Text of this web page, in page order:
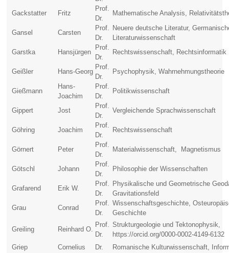
Gackstatter Fritz
Prof.
Dr.
Mathematische Analysis,
Gansel Carsten
Prof.
Dr.
Neuere deutsche Literatur,
Literaturwissenschaft
Garstka
Hansjürgen
Prof.
Dr.
Rechtswissenschaft, Rechtsinformatik
Geißler Hans-Georg
Prof.
Dr.
Psychophysik, Wahrnehmungstheorie
Gießmann
Hans-
Joachim
Prof.
Dr.
Politikwissenschaft
Gippert Jost
Prof.
Dr.
Vergleichende Sprachwissenschaft
Göhring Joachim
Prof.
Dr.
Rechtswissenschaft
Görnert Peter
Prof.
Dr.
Materialwissenschaft, Magnetismus
Götschl Johann
Prof.
Dr.
Philosophie der Wissenschaften
Grafarend Erik W.
Prof.
Dr.
Physikalische und Geometrische
Gravitationsfeld
Grau
Conrad
Prof.
Dr.
Wissenschaftsgeschichte,
Geschichte
Greiling Reinhard O.
Prof.
Dr.
Strukturgeologie und Tektonophysik,
https://orcid.org/0000-0002-4149-6132
Griep
Cornelius Dr.
Romanische Kulturwissenschaft,